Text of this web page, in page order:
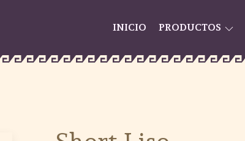
INICIO PRODUCTOS